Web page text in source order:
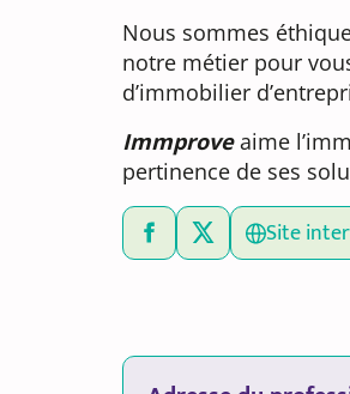
Nous sommes
notre métier pour
d’immobilier
Immproveaime
pertinence de ses
Site